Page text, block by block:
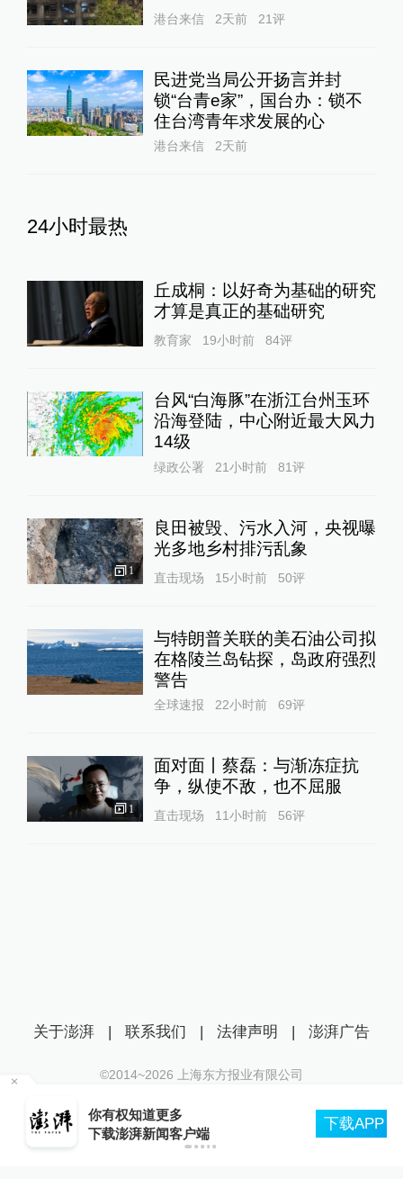
港台来信 2天前 21评
民进党当局公开扬言并封
锁“台青e家”，国台办：锁不
住台湾青年求发展的心
港台来信 2天前
24小时最热
丘成桐：以好奇为基础的研究
才算是真正的基础研究
教育家 19小时前 84评
台风“白海豚”在浙江台州玉环
沿海登陆，中心附近最大风力
14级
绿政公署 21小时前 81评
1
良田被毁、污水入河，央视曝
光多地乡村排污乱象
直击现场 15小时前 50评
与特朗普关联的美石油公司拟
在格陵兰岛钻探，岛政府强烈
警告
全球速报 22小时前 69评
1
面对面丨蔡磊：与渐冻症抗
争，纵使不敌，也不屈服
直击现场 11小时前 56评
你有权知道更多
下载澎湃新闻客户端
下载APP
关于澎湃 | 联系我们 | 法律声明 | 澎湃广告
©2014~2026 上海东方报业有限公司
互联网新闻信息服务许可证：31120170006
沪公网安备 31010602000299号